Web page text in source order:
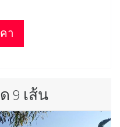
า
9 เส้น